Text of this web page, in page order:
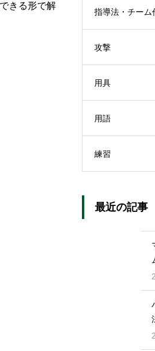
きる形で解
指導法・チーム
攻撃
用具
用語
練習
最近の記事